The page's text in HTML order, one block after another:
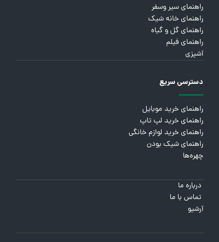
راهنمای سیر وسفر
راهنمای خانه شیک
راهنمای گل و گیاه
راهنمای فیلم
آشپزی
دسترسی سریع
راهنمای خرید موبایل
راهنمای خرید لپ تاپ
راهنمای خرید لوازم خانگی
راهنمای شیک بودن
چهره‌ها
درباره ما
تماس با ما
آرشیو